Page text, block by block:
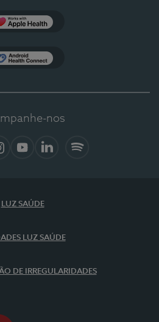
nos
LUZ SAÚDE
LUZ SAÚDE
DE IRREGULARIDADES